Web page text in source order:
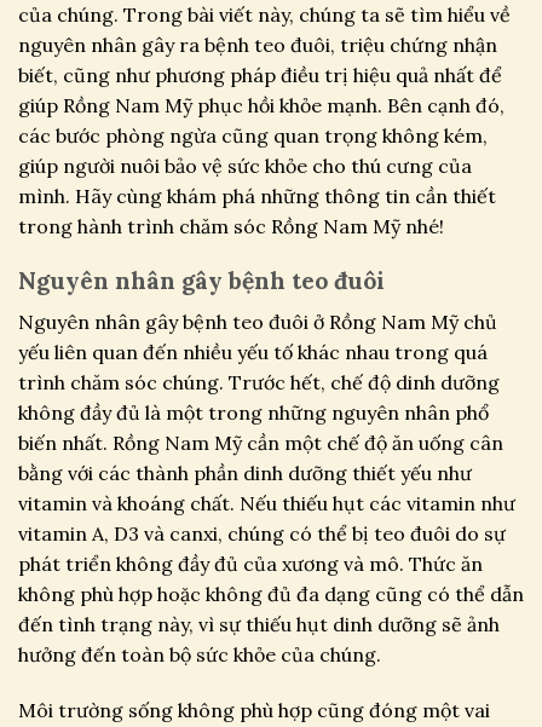
của chúng. Trong bài viết này, chúng ta sẽ tìm hiểu về
nguyên nhân gây ra bệnh teo đuôi, triệu chứng nhận
biết, cũng như phương pháp điều trị hiệu quả nhất để
giúp Rồng Nam Mỹ phục hồi khỏe mạnh. Bên cạnh đó,
các bước phòng ngừa cũng quan trọng không kém,
giúp người nuôi bảo vệ sức khỏe cho thú cưng của
mình. Hãy cùng khám phá những thông tin cần thiết
trong hành trình chăm sóc Rồng Nam Mỹ nhé!
Nguyên nhân gây bệnh teo đuôi
Nguyên nhân gây bệnh teo đuôi ở Rồng Nam Mỹ chủ
yếu liên quan đến nhiều yếu tố khác nhau trong quá
trình chăm sóc chúng. Trước hết, chế độ dinh dưỡng
không đầy đủ là một trong những nguyên nhân phổ
biến nhất. Rồng Nam Mỹ cần một chế độ ăn uống cân
bằng với các thành phần dinh dưỡng thiết yếu như
vitamin và khoáng chất. Nếu thiếu hụt các vitamin như
vitamin A, D3 và canxi, chúng có thể bị teo đuôi do sự
phát triển không đầy đủ của xương và mô. Thức ăn
không phù hợp hoặc không đủ đa dạng cũng có thể dẫn
đến tình trạng này, vì sự thiếu hụt dinh dưỡng sẽ ảnh
hưởng đến toàn bộ sức khỏe của chúng.
Môi trường sống không phù hợp cũng đóng một vai